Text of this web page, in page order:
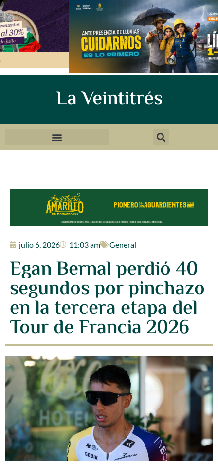
La Veintitrés
julio 6, 2026 11:03 am General
Egan Bernal perdió 40
segundos por pinchazo
en la tercera etapa del
Tour de Francia 2026